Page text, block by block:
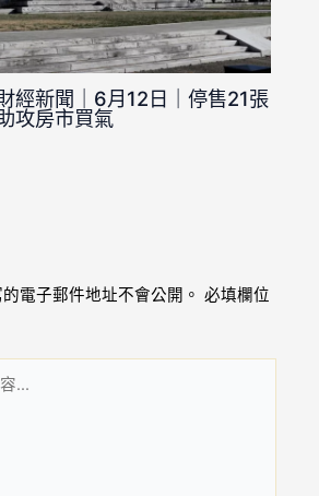
經新聞｜6月12日｜停售21張
攻房市買氣
電子郵件地址不會公開。 必填欄位